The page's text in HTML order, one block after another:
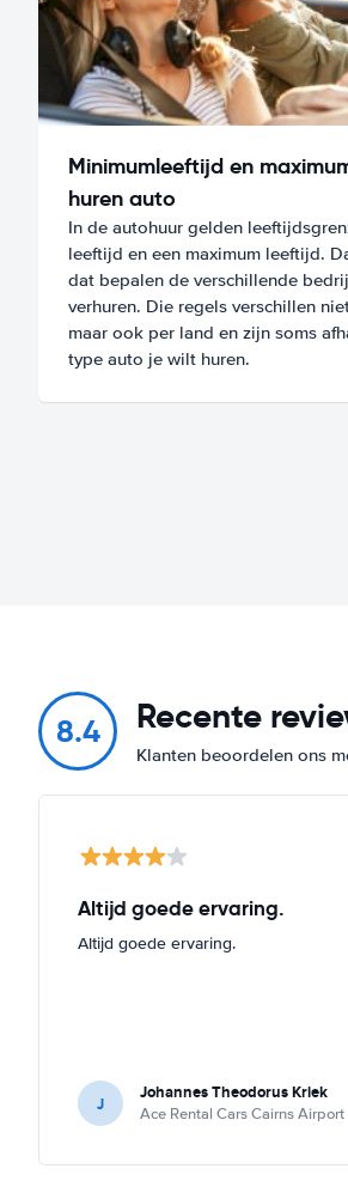
Minimumleeftijd en
huren auto
In de autohuur gelden
leeftijd en een maximum leeftijd.
dat bepalen de verschillende
verhuren. Die regels verschillen
maar ook per land en zijn soms
type auto je wilt huren.
8.4 Recente
Klanten beoordelen ons
Altijd goede ervaring.
Altijd goede ervaring.
J Johannes Theodorus Kriek
Ace Rental Cars Cairns Airport